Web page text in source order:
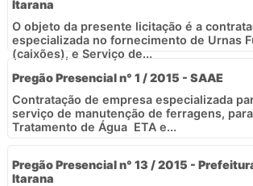
Itarana
O objeto da presente licitação é a
especializada no fornecimento de Urnas
(caixões), e Serviço de...
Pregão Presencial n° 1 / 2015 - SAAE
Contratação de empresa especializada
serviço de manutenção de ferragens,
Tratamento de Água  ETA e...
Pregão Presencial n° 13 / 2015 -
Itarana